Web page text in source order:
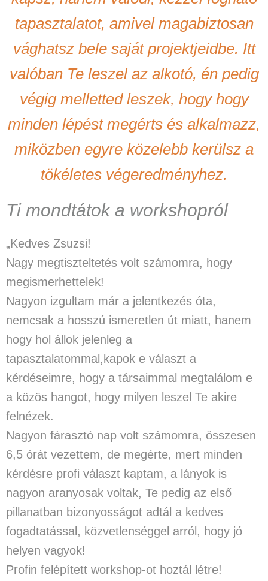
tapasztalatot, amivel magabiztosan
vághatsz bele saját projektjeidbe. Itt
valóban Te leszel az alkotó, én pedig
végig melletted leszek, hogy hogy
minden lépést megérts és alkalmazz,
miközben egyre közelebb kerülsz a
tökéletes végeredményhez.
Ti mondtátok a workshopról
„Kedves Zsuzsi!
Nagy megtiszteltetés volt számomra, hogy
megismerhettelek!
Nagyon izgultam már a jelentkezés óta,
nemcsak a hosszú ismeretlen út miatt, hanem
hogy hol állok jelenleg a
tapasztalatommal,kapok e választ a
kérdéseimre, hogy a társaimmal megtalálom e
a közös hangot, hogy milyen leszel Te akire
felnézek.
Nagyon fárasztó nap volt számomra, összesen
6,5 órát vezettem, de megérte, mert minden
kérdésre profi választ kaptam, a lányok is
nagyon aranyosak voltak, Te pedig az első
pillanatban bizonyosságot adtál a kedves
fogadtatással, közvetlenséggel arról, hogy jó
helyen vagyok!
Profin felépített workshop-ot hoztál létre!